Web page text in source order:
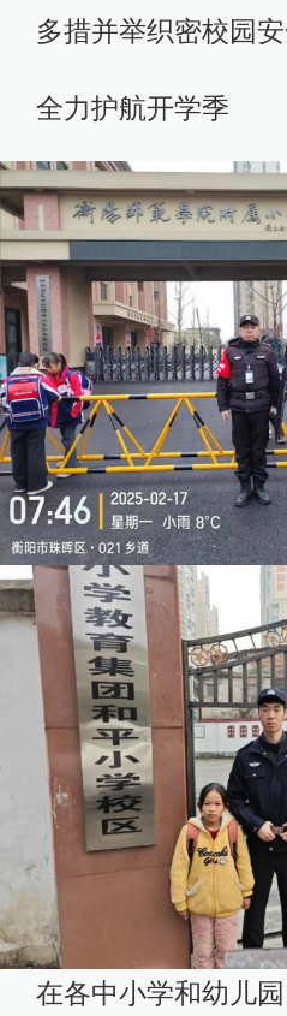
多措并举织密校园安
全力护航开学季
在各中小学和幼儿